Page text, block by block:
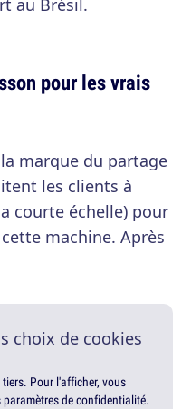
au Brésil.
pour les vrais
marque du partage
les clients à
courte échelle) pour
machine. Après
choix de cookies
Pour l'afficher, vous
de confidentialité.